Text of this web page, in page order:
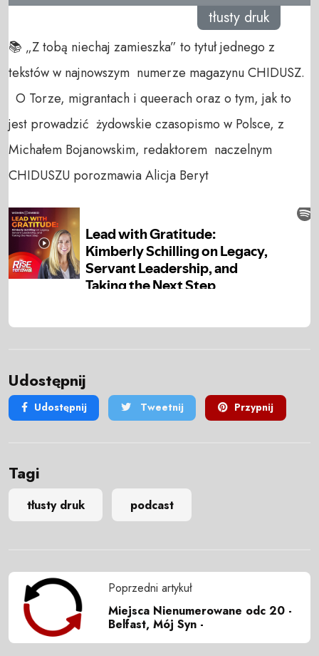
tłusty druk
📚 „Z tobą niechaj zamieszka” to tytuł jednego z
tekstów w najnowszym numerze magazynu CHIDUSZ.
O Torze, migrantach i queerach oraz o tym, jak to
jest prowadzić żydowskie czasopismo w Polsce, z
Michałem Bojanowskim, redaktorem naczelnym
CHIDUSZU porozmawia Alicja Beryt
Udostępnij
Udostępnij Tweetnij Przypnij
Tagi
tłusty druk podcast
Poprzedni artykuł
Miejsca Nienumerowane odc 20 -
Belfast, Mój Syn -